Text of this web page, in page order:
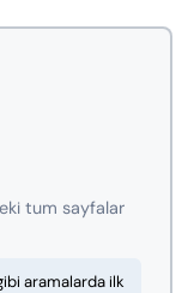
tum sayfalar
aramalarda ilk